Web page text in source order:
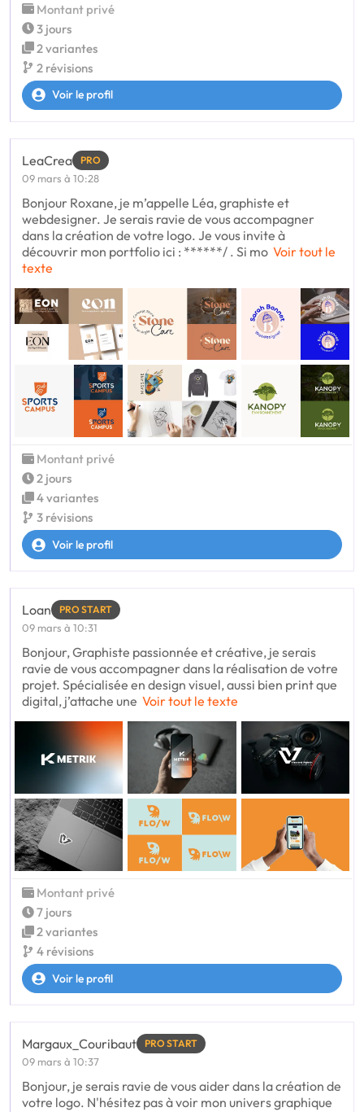
Montant privé
3 jours
2 variantes
2 révisions
Voir le profil
LeaCrea PRO
09 mars à 10:28
Bonjour Roxane, je m’appelle Léa, graphiste et
webdesigner. Je serais ravie de vous accompagner
dans la création de votre logo. Je vous invite à
découvrir mon portfolio ici : ******/ . Si mo Voir tout le
texte
Montant privé
2 jours
4 variantes
3 révisions
Voir le profil
Loan PRO START
09 mars à 10:31
Bonjour, Graphiste passionnée et créative, je serais
ravie de vous accompagner dans la réalisation de votre
projet. Spécialisée en design visuel, aussi bien print que
digital, j’attache une Voir tout le texte
Montant privé
7 jours
2 variantes
4 révisions
Voir le profil
Margaux_Couribaut PRO START
09 mars à 10:37
Bonjour, je serais ravie de vous aider dans la création de
votre logo. N'hésitez pas à voir mon univers graphique